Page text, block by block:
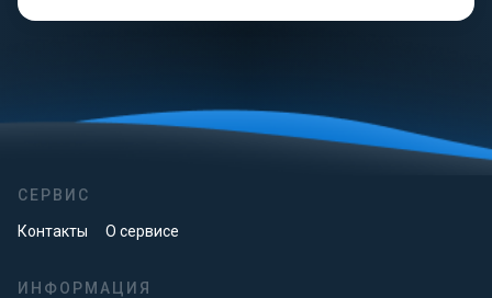
СЕРВИС
Контакты О сервисе
ИНФОРМАЦИЯ